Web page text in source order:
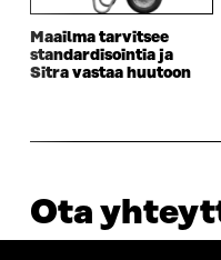
Maailma tarvitsee
standardisointia ja
Sitra vastaa huutoon
Ota